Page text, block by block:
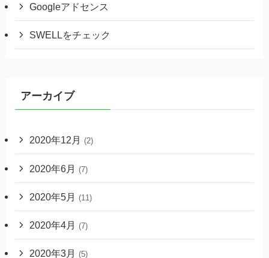
Googleアドセンス
SWELLをチェック
アーカイブ
2020年12月 (2)
2020年6月 (7)
2020年5月 (11)
2020年4月 (7)
2020年3月 (5)